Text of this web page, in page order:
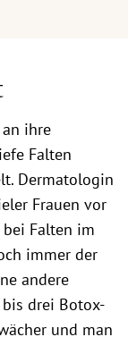
ihre
Falten
Dermatologin
Frauen vor
bei Falten im
immer der
andere
drei Botox-
und man